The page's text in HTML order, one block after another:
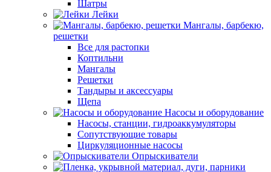
Шатры
Лейки
Мангалы, барбекю,
решетки
Все для растопки
Коптильни
Мангалы
Решетки
Тандыры и аксессуары
Щепа
Насосы и оборудование
Насосы, станции, гидроаккумуляторы
Сопутствующие товары
Циркуляционные насосы
Опрыскиватели